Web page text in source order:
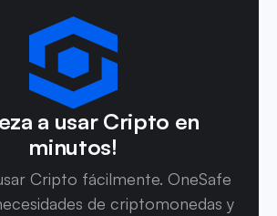
a usar Cripto en
minutos!
Cripto fácilmente. OneSafe
de criptomonedas y